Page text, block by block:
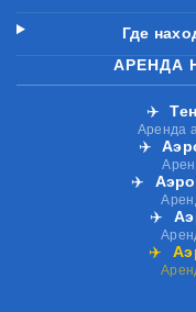
Где
АРЕНДА
✈️
Аренда
✈️
✈️
✈️
✈️